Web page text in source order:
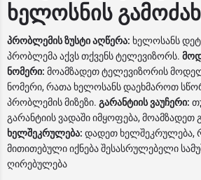
ხელოსნის
პრობლემის ზუსტი აღწერა: ხელოსანს
პრობლემა აქვს თქვენს ტელევიზორს.
ნომერი: მოამზადეთ ტელევიზორის
ნომერი, რათა ხელოსანს დაეხმაროთ
პრობლემის მიზეზი. გარანტიის ვაუჩერი:
გარანტიის ვადაში იმყოფება, მოამზადეთ
ხელშეკრულება: დადეთ ხელშეკრულება,
მითითებული იქნება შესასრულებელი
ღირებულება